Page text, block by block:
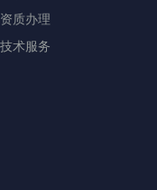
资质办理
技术服务